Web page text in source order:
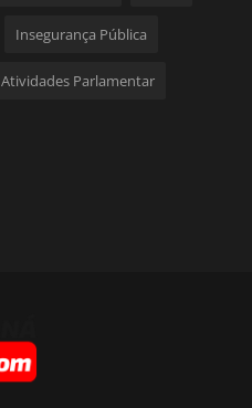
Insegurança Pública
Atividades Parlamentar